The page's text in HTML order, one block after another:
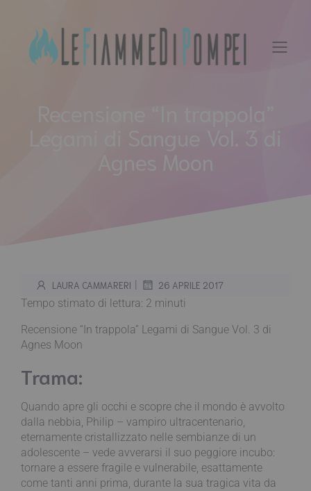
contenuto
LAURA CAMMARERI | 26 APRILE 2017
Tempo stimato di lettura: 2 minuti
Recensione “In trappola” Legami di Sangue Vol. 3 di
Agnes Moon
Trama:
Quando apre gli occhi e scopre che il mondo è avvolto
dalla nebbia, Philip – vampiro ultracentenario,
eternamente cristallizzato nelle sembianze di un
adolescente – vede avverarsi il suo peggiore incubo:
tornare a essere fragile e vulnerabile, esattamente
come tanti anni prima, durante la sua tragica vita da